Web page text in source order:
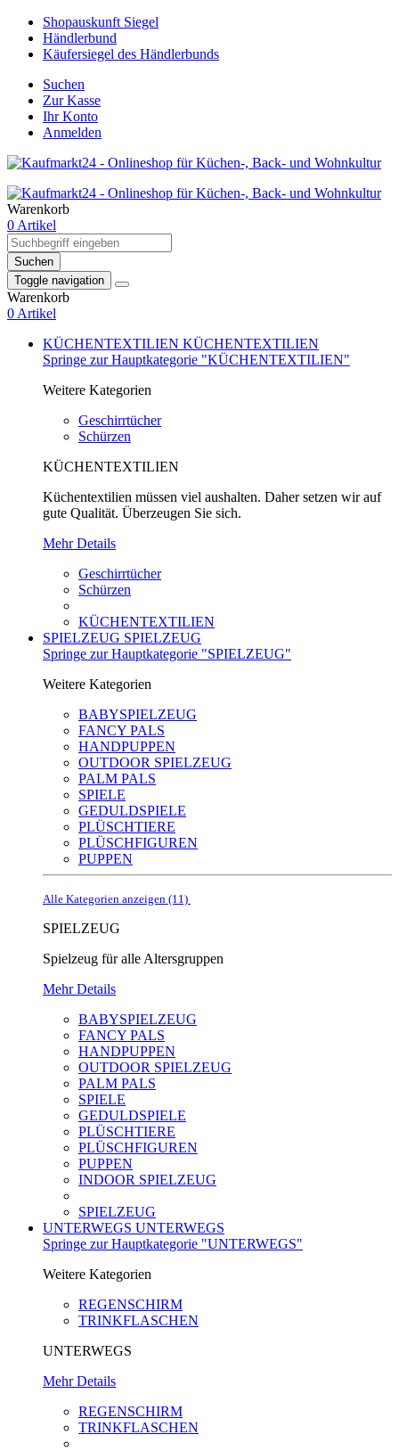
Shopauskunft Siegel
Händlerbund
Käufersiegel des Händlerbunds
Suchen
Zur Kasse
Ihr Konto
Anmelden
Warenkorb
0 Artikel
Suchen
Toggle navigation
Warenkorb
0 Artikel
KÜCHENTEXTILIEN KÜCHENTEXTILIEN
Springe zur Hauptkategorie "KÜCHENTEXTILIEN"
Weitere Kategorien
Geschirrtücher
Schürzen
KÜCHENTEXTILIEN
Küchentextilien müssen viel aushalten. Daher setzen wir auf
gute Qualität. Überzeugen Sie sich.
Mehr Details
Geschirrtücher
Schürzen
KÜCHENTEXTILIEN
SPIELZEUG SPIELZEUG
Springe zur Hauptkategorie "SPIELZEUG"
Weitere Kategorien
BABYSPIELZEUG
FANCY PALS
HANDPUPPEN
OUTDOOR SPIELZEUG
PALM PALS
SPIELE
GEDULDSPIELE
PLÜSCHTIERE
PLÜSCHFIGUREN
PUPPEN
Alle Kategorien anzeigen (11)
SPIELZEUG
Spielzeug für alle Altersgruppen
Mehr Details
BABYSPIELZEUG
FANCY PALS
HANDPUPPEN
OUTDOOR SPIELZEUG
PALM PALS
SPIELE
GEDULDSPIELE
PLÜSCHTIERE
PLÜSCHFIGUREN
PUPPEN
INDOOR SPIELZEUG
SPIELZEUG
UNTERWEGS UNTERWEGS
Springe zur Hauptkategorie "UNTERWEGS"
Weitere Kategorien
REGENSCHIRM
TRINKFLASCHEN
UNTERWEGS
Mehr Details
REGENSCHIRM
TRINKFLASCHEN